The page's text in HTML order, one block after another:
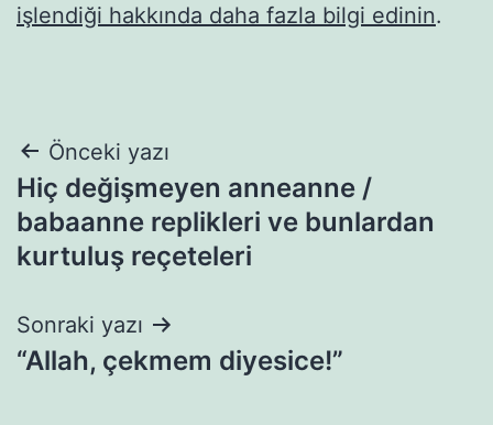
işlendiği hakkında daha fazla bilgi edinin.
Yazı
gezinmesi
Önceki yazı
Hiç değişmeyen anneanne /
babaanne replikleri ve bunlardan
kurtuluş reçeteleri
Sonraki yazı
“Allah, çekmem diyesice!”